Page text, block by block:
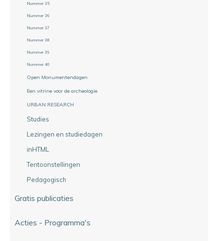
Nummer 35
Nummer 36
Nummer 37
Nummer 38
Nummer 39
Nummer 40
Open Monumentendagen
Een vitrine voor de archeologie
URBAN RESEARCH
Studies
Lezingen en studiedagen
inHTML
Tentoonstellingen
Pedagogisch
Gratis publicaties
Acties - Programma's